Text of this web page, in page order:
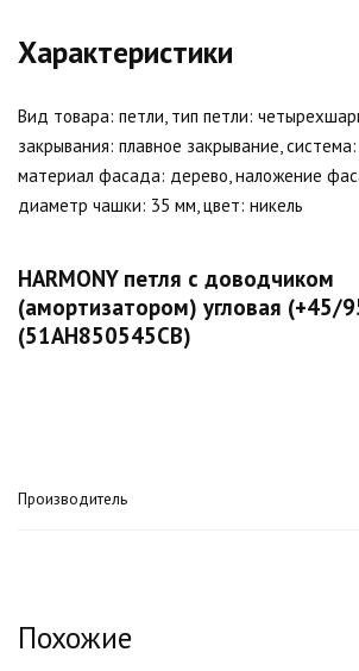
Характеристики
Вид товара: петли, тип петли:
закрывания: плавное закрывание, система:
материал фасада: дерево, наложение
диаметр чашки: 35 мм, цвет: никель
HARMONY петля с доводчиком
(амортизатором) угловая (+45/
(51AH850545CB)
Производитель
Похожие